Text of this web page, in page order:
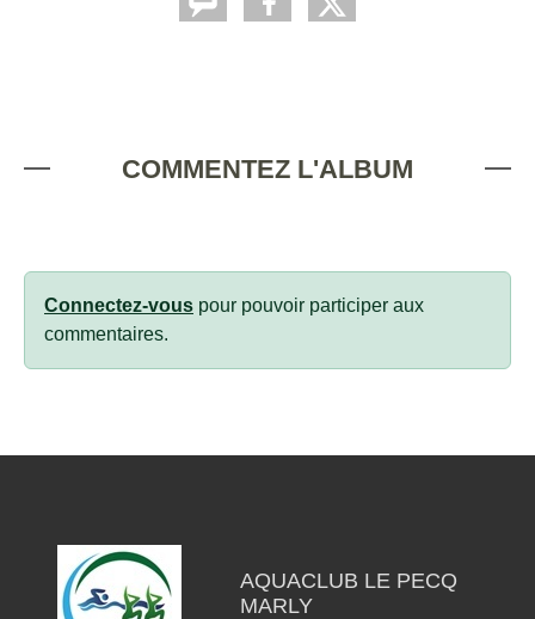
COMMENTEZ L'ALBUM
Connectez-vous pour pouvoir participer aux
commentaires.
AQUACLUB LE PECQ
MARLY